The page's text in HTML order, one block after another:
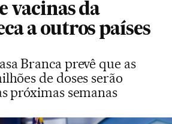
vacinas da
a outros países
Branca prevê que as
de doses serão
próximas semanas